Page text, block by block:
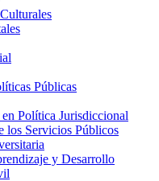
Públicas
Política Jurisdiccional
los Servicios Públicos
y Desarrollo